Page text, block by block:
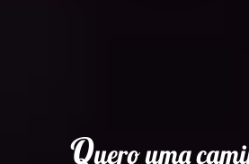
Quero uma